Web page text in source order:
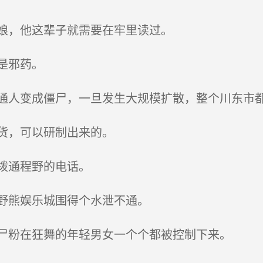
他这辈子就需要在牢里读过。
药。
变成僵尸，一旦发生大规模扩散，整个川东市
可以研制出来的。
程野的电话。
娱乐城围得个水泄不通。
在狂舞的年轻男女一个个都被控制下来。